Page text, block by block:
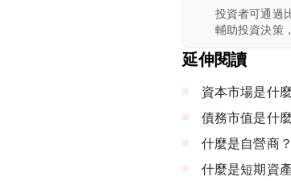
投資者可通過
輔助投資決策
延伸閱讀
資本市場是什
債務市值是什
什麼是自營商
什麼是短期資